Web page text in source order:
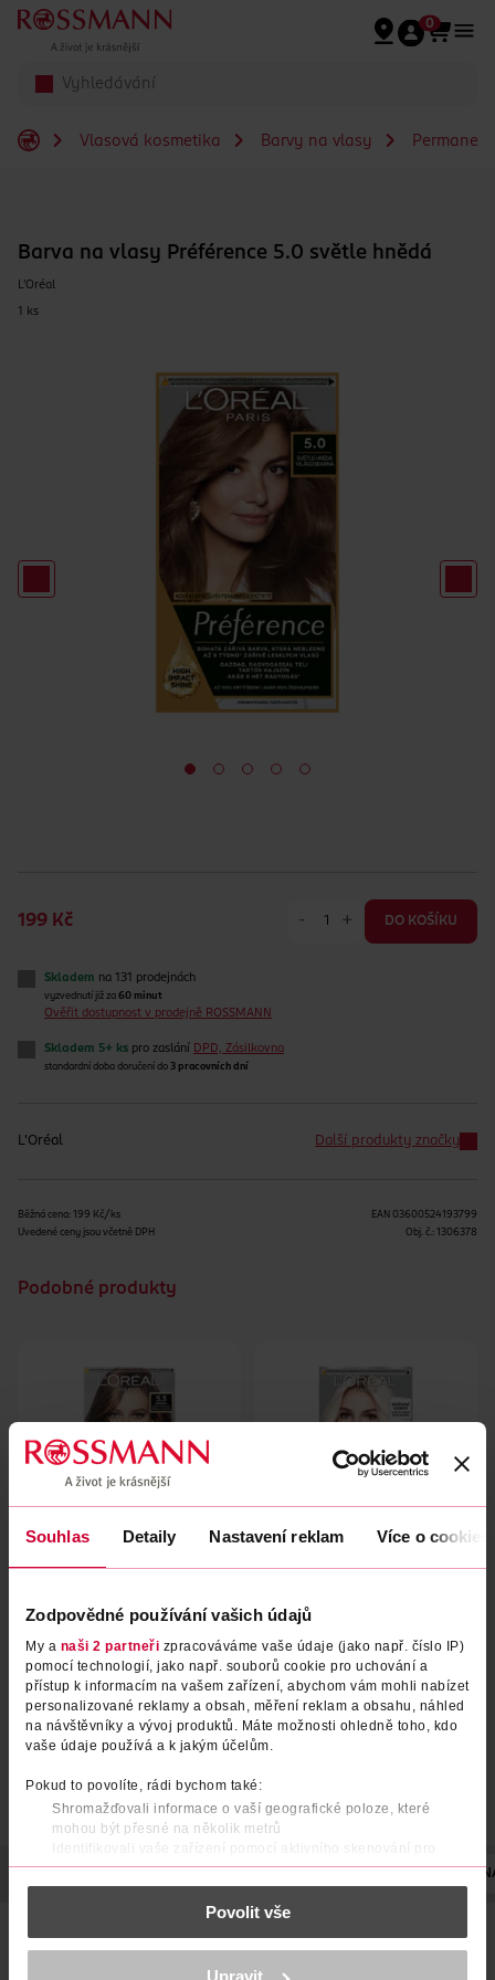
Souhlas Detaily Nastavení reklam Více o cookies
Zodpovědné používání vašich údajů
My a naši 2 partneři zpracováváme vaše údaje (jako např. číslo IP)
pomocí technologií, jako např. souborů cookie pro uchování a
přístup k informacím na vašem zařízení, abychom vám mohli nabízet
personalizované reklamy a obsah, měření reklam a obsahu, náhled
na návštěvníky a vývoj produktů. Máte možnosti ohledně toho, kdo
vaše údaje používá a k jakým účelům.
Pokud to povolíte, rádi bychom také:
Shromažďovali informace o vaší geografické poloze, které
mohou být přesné na několik metrů
Identifikovali vaše zařízení pomocí aktivního skenování pro
konkrétní charakteristiky (otisk prstu)
Zjistěte více o tom, jak zpracováváme vaše osobní údaje, a nastavte
části s podrobnostmi . Svůj souhlas můžete kdykoliv
K provozu stránek, personalizaci obsahu a reklam, funkcí sociálních
Povolit vše
Upravit
Přeskočit na hlavmní obsah
0
Vlasová kosmetika Barvy na vlasy
Barva na vlasy Préférence 5.0 světle hnědá
L'Oréal
1 ks
199 Kč - + DO KOŠÍKU
Skladem na 131 prodejnách
vyzvednutí již za 60 minut
Ověřit dostupnost v prodejně ROSSMANN
Skladem 5+ ks pro zaslání DPD, Zásilkovna
standardní doba doručení do 3 pracovních dní
L'Oréal Další produkty značky
Běžná cena: 199 Kč/ks
Uvedené ceny jsou včetně DPH
EAN 03600524193799
Obj. č.: 1306378
Podobné produkty
Virginie Světle hnědá zlatá
L'Oréal 1 ks
199 Kč
DO KOŠÍKU
Obj. č.: 958554
Ultra Platinum Zesvětlovač
L'Oréal 1 ks
199 Kč
DO KOŠÍKU
přináší bohatou zářivou barvu, která nebledne. L'Oréal Paris
Préférence je obohacena o Fade-Defying SYSTEMTM